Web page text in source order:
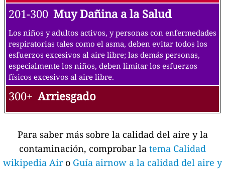
201-300 Muy Dañina a la Salud
Los niños y adultos activos, y personas con enfermedades
respiratorias tales como el asma, deben evitar todos los
esfuerzos excesivos al aire libre; las demás personas,
especialmente los niños, deben limitar los esfuerzos
físicos excesivos al aire libre.
300+ Arriesgado
Para saber más sobre la calidad del aire y la
contaminación, comprobar la tema Calidad
wikipedia Air o Guía airnow a la calidad del aire y